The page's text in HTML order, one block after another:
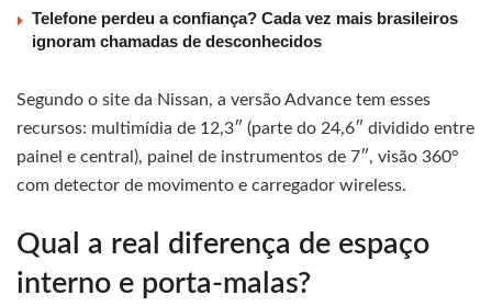
Telefone perdeu a confiança? Cada vez mais brasileiros
ignoram chamadas de desconhecidos
Segundo o site da Nissan, a versão Advance tem esses
recursos: multimídia de 12,3″ (parte do 24,6″ dividido entre
painel e central), painel de instrumentos de 7″, visão 360°
com detector de movimento e carregador wireless.
Qual a real diferença de espaço
interno e porta-malas?